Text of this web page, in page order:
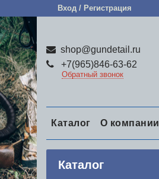
Вход / Регистрация
shop@gundetail.ru
+7(965)846-63-62
Обратный звонок
Каталог О компании
Каталог